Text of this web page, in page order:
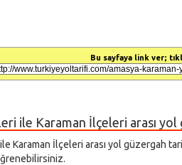
Bu sayfaya link ver;
ile Karaman İlçeleri arası
Karaman İlçeleri arası yol güzergah